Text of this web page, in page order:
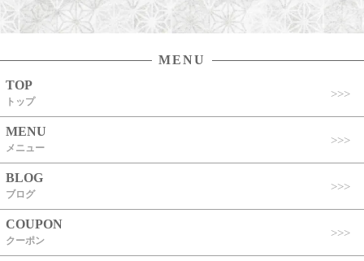
MENU
TOP
トップ
MENU
メニュー
BLOG
ブログ
COUPON
クーポン